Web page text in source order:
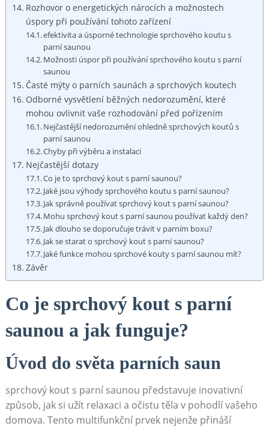
Rozhovor o energetických nárocích a možnostech
úspory při používání tohoto zařízení
efektivita a úsporné technologie sprchového koutu s
parní saunou
Možnosti úspor při používání sprchového koutu s parní
saunou
Časté mýty o parních saunách a sprchových koutech
Odborné vysvětlení běžných nedorozumění, které
mohou ovlivnit vaše rozhodování před pořízením
Nejčastější nedorozumění ohledně sprchových koutů s
parní saunou
Chyby při výběru a instalaci
Nejčastější dotazy
Co je to sprchový kout s parní saunou?
Jaké jsou výhody sprchového koutu s parní saunou?
Jak správně používat sprchový kout s parní saunou?
Mohu sprchový kout s parní saunou používat každý den?
Jak dlouho se doporučuje trávit v parním boxu?
Jak se starat o sprchový kout s parní saunou?
Jaké funkce mohou sprchové kouty s parní saunou mít?
Závěr
Co je sprchový kout s parní
saunou a jak funguje?
Úvod do světa parních saun
sprchový kout s parní saunou představuje inovativní
způsob, jak si užít relaxaci a očistu těla v pohodlí vašeho
domova. Tento multifunkční prvek nejenže přináší